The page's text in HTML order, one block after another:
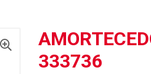
333736